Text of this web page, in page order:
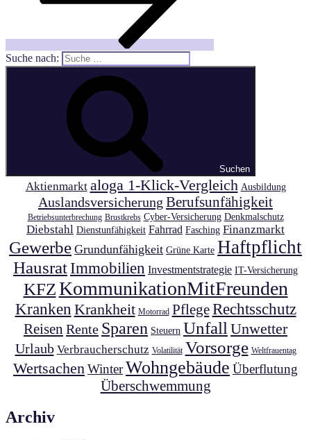
Suche nach:
Suchen
Aktienmarkt aloga 1-Klick-Vergleich Ausbildung
Auslandsversicherung Berufsunfähigkeit
Betriebsunterbrechung Brustkrebs Cyber-Versicherung Denkmalschutz
Diebstahl Dienstunfähigkeit Fahrrad Fasching Finanzmarkt
Gewerbe Grundunfähigkeit Grüne Karte Haftpflicht
HausratImmobilien Investmentstrategie IT-Versicherung
KFZKommunikationMitFreunden
Kranken Krankheit Motorrad Pflege Rechtsschutz
Reisen Rente Sparen Steuern Unfall Unwetter
Urlaub Verbraucherschutz Volatilität Vorsorge Weltfrauentag
WertsachenWinterWohngebäude Überflutung
Überschwemmung
Archiv